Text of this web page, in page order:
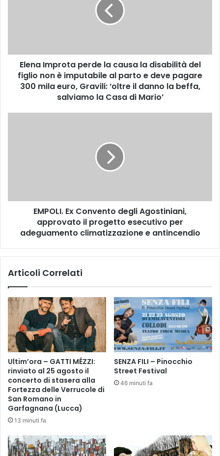
r
r
i
a
i
l
à
d
e
l
f
i
g
l
o
n
o
Elena Improta perde la causa la disabilità del
figlio non è imputabile al parto e deve pagare
300 mila euro, Gravili: ‘oltre il danno la beffa,
salviamo la Casa di Mario’
x
e
t
e
g
i
A
g
o
s
t
i
n
i
n
i
EMPOLI. Ex Convento degli Agostiniani,
approvato il progetto esecutivo per
adeguamento climatizzazione e antincendio
Articoli Correlati
Ultim’ora – GATTI MÉZZI:
rinviato al 25 agosto il
concerto di stasera alla
Fortezza delle Verrucole di
San Romano in
Garfagnana (Lucca)
13 minuti fa
SENZA FILI – Pinocchio
Street Festival
46 minuti fa